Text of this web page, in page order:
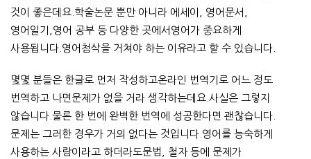
것이 좋은데요.학술논문 뿐만 아니라 에세이, 영어문서,
영어일기,영어 공부 등 다양한 곳에서영어가 중요하게
사용됩니다.영어첨삭을 거쳐야 하는 이유라고 할 수 있습니다.
몇몇 분들은 한글로 먼저 작성하고온라인 번역기로 어느 정도
번역하고 나면문제가 없을 거라 생각하는데요.사실은 그렇지
않습니다.물론 한 번에 완벽한 번역에 성공한다면 괜찮습니다.
문제는 그러한 경우가 거의 없다는 것입니다.영어를 능숙하게
사용하는 사람이라고 하더라도문법, 철자 등에 문제가